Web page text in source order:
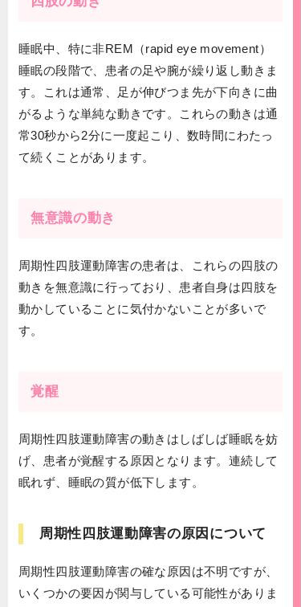
睡眠中、特に非REM（rapid eye movement）
睡眠の段階で、患者の足や腕が繰り返し動きま
す。これは通常、足が伸びつま先が下向きに曲
がるような単純な動きです。これらの動きは通
常30秒から2分に一度起こり、数時間にわたっ
て続くことがあります。
無意識の動き
周期性四肢運動障害の患者は、これらの四肢の
動きを無意識に行っており、患者自身は四肢を
動かしていることに気付かないことが多いで
す。
覚醒
周期性四肢運動障害の動きはしばしば睡眠を妨
げ、患者が覚醒する原因となります。連続して
眠れず、睡眠の質が低下します。
周期性四肢運動障害の原因について
周期性四肢運動障害の確な原因は不明ですが、
いくつかの要因が関与している可能性がありま